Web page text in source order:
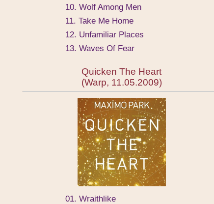
10. Wolf Among Men
11. Take Me Home
12. Unfamiliar Places
13. Waves Of Fear
Quicken The Heart
(Warp, 11.05.2009)
01. Wraithlike